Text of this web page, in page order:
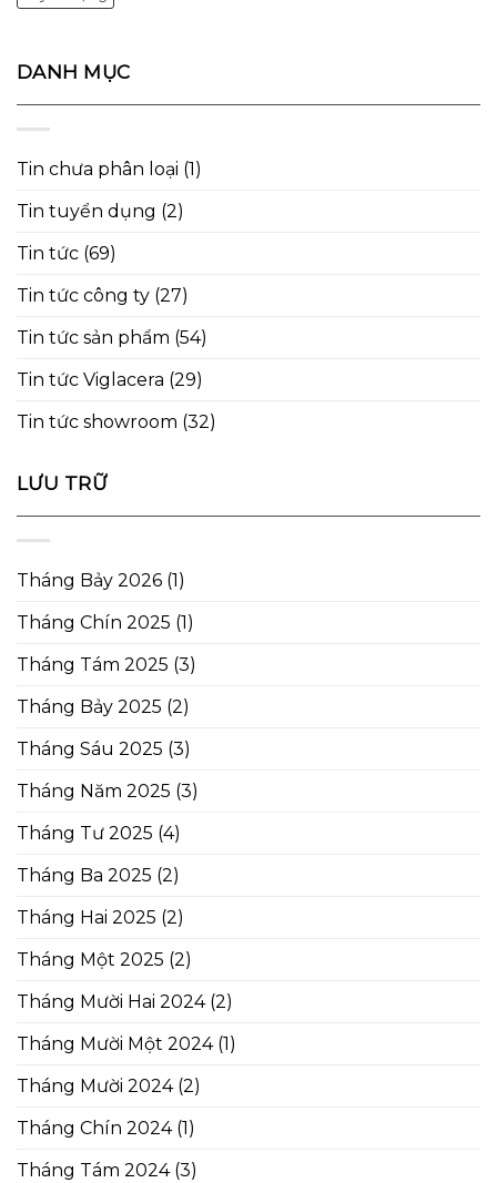
DANH MỤC
Tin chưa phân loại (1)
Tin tuyển dụng (2)
Tin tức (69)
Tin tức công ty (27)
Tin tức sản phẩm (54)
Tin tức Viglacera (29)
Tin tức showroom (32)
LƯU TRỮ
Tháng Bảy 2026 (1)
Tháng Chín 2025 (1)
Tháng Tám 2025 (3)
Tháng Bảy 2025 (2)
Tháng Sáu 2025 (3)
Tháng Năm 2025 (3)
Tháng Tư 2025 (4)
Tháng Ba 2025 (2)
Tháng Hai 2025 (2)
Tháng Một 2025 (2)
Tháng Mười Hai 2024(2)
Tháng Mười Một 2024(1)
Tháng Mười 2024(2)
Tháng Chín 2024(1)
Tháng Tám 2024(3)